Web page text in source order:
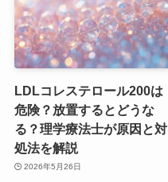
LDLコレステロール200は
危険？放置するとどうな
る？理学療法士が原因と対
処法を解説
2026年5月26日